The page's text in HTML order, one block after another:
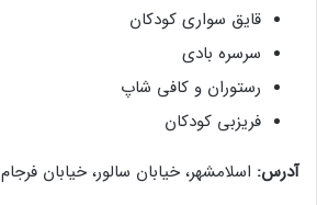
قایق سواری کودکان
سرسره بادی
رستوران و کافی شاپ
فریزبی کودکان
آدرس: اسلامشهر، خیابان سالور، خیابان فرجام